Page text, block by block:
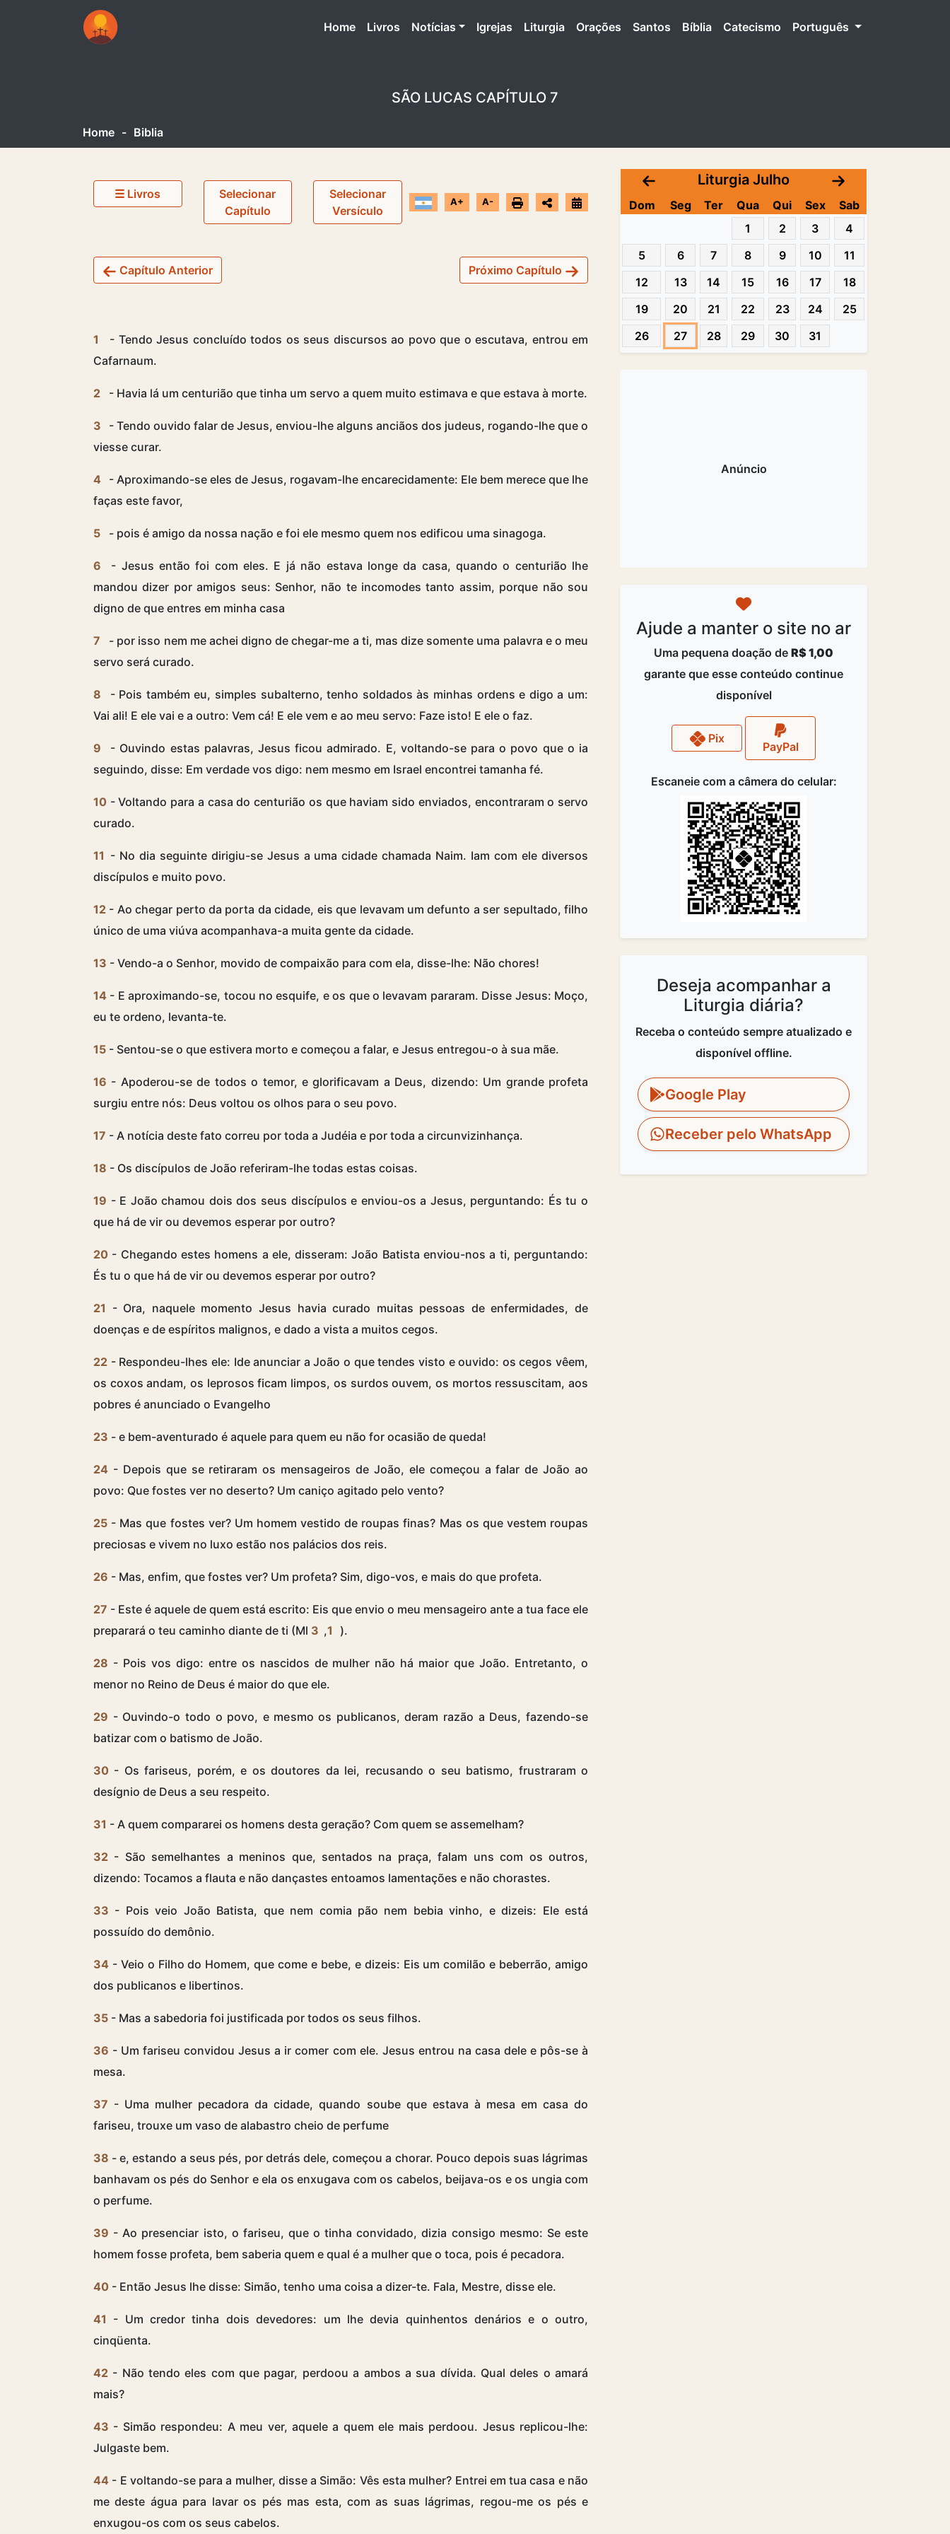
Home(atual)
Livros Notícias Igrejas Liturgia Orações Santos Bíblia Catecismo Português
SÃO LUCAS CAPÍTULO 7
Home - Biblia
☰ Livros
Selecionar
Capítulo
Selecionar
Versículo
A+ A-
Capítulo Anterior Próximo Capítulo
1
- Tendo Jesus concluído todos os seus discursos ao povo que o escutava, entrou em
Cafarnaum.
2 - Havia lá um centurião que tinha um servo a quem muito estimava e que estava à morte.
3
- Tendo ouvido falar de Jesus, enviou-lhe alguns anciãos dos judeus, rogando-lhe que o
viesse curar.
4
- Aproximando-se eles de Jesus, rogavam-lhe encarecidamente: Ele bem merece que lhe
faças este favor,
5 - pois é amigo da nossa nação e foi ele mesmo quem nos edificou uma sinagoga.
6
- Jesus então foi com eles. E já não estava longe da casa, quando o centurião lhe
mandou dizer por amigos seus: Senhor, não te incomodes tanto assim, porque não sou
digno de que entres em minha casa
7
- por isso nem me achei digno de chegar-me a ti, mas dize somente uma palavra e o meu
servo será curado.
8
- Pois também eu, simples subalterno, tenho soldados às minhas ordens e digo a um:
Vai ali! E ele vai e a outro: Vem cá! E ele vem e ao meu servo: Faze isto! E ele o faz.
9
- Ouvindo estas palavras, Jesus ficou admirado. E, voltando-se para o povo que o ia
seguindo, disse: Em verdade vos digo: nem mesmo em Israel encontrei tamanha fé.
10 - Voltando para a casa do centurião os que haviam sido enviados, encontraram o servo
curado.
11 - No dia seguinte dirigiu-se Jesus a uma cidade chamada Naim. Iam com ele diversos
discípulos e muito povo.
12 - Ao chegar perto da porta da cidade, eis que levavam um defunto a ser sepultado, filho
único de uma viúva acompanhava-a muita gente da cidade.
13 - Vendo-a o Senhor, movido de compaixão para com ela, disse-lhe: Não chores!
14 - E aproximando-se, tocou no esquife, e os que o levavam pararam. Disse Jesus: Moço,
eu te ordeno, levanta-te.
15 - Sentou-se o que estivera morto e começou a falar, e Jesus entregou-o à sua mãe.
16 - Apoderou-se de todos o temor, e glorificavam a Deus, dizendo: Um grande profeta
surgiu entre nós: Deus voltou os olhos para o seu povo.
17 - A notícia deste fato correu por toda a Judéia e por toda a circunvizinhança.
18 - Os discípulos de João referiram-lhe todas estas coisas.
19 - E João chamou dois dos seus discípulos e enviou-os a Jesus, perguntando: És tu o
que há de vir ou devemos esperar por outro?
20 - Chegando estes homens a ele, disseram: João Batista enviou-nos a ti, perguntando:
És tu o que há de vir ou devemos esperar por outro?
21 - Ora, naquele momento Jesus havia curado muitas pessoas de enfermidades, de
doenças e de espíritos malignos, e dado a vista a muitos cegos.
22 - Respondeu-lhes ele: Ide anunciar a João o que tendes visto e ouvido: os cegos vêem,
os coxos andam, os leprosos ficam limpos, os surdos ouvem, os mortos ressuscitam, aos
pobres é anunciado o Evangelho
23 - e bem-aventurado é aquele para quem eu não for ocasião de queda!
24 - Depois que se retiraram os mensageiros de João, ele começou a falar de João ao
povo: Que fostes ver no deserto? Um caniço agitado pelo vento?
25 - Mas que fostes ver? Um homem vestido de roupas finas? Mas os que vestem roupas
preciosas e vivem no luxo estão nos palácios dos reis.
26 - Mas, enfim, que fostes ver? Um profeta? Sim, digo-vos, e mais do que profeta.
27 - Este é aquele de quem está escrito: Eis que envio o meu mensageiro ante a tua face ele
preparará o teu caminho diante de ti (Ml 3 ,1 ).
28 - Pois vos digo: entre os nascidos de mulher não há maior que João. Entretanto, o
menor no Reino de Deus é maior do que ele.
29 - Ouvindo-o todo o povo, e mesmo os publicanos, deram razão a Deus, fazendo-se
batizar com o batismo de João.
30 - Os fariseus, porém, e os doutores da lei, recusando o seu batismo, frustraram o
desígnio de Deus a seu respeito.
31 - A quem compararei os homens desta geração? Com quem se assemelham?
32 - São semelhantes a meninos que, sentados na praça, falam uns com os outros,
dizendo: Tocamos a flauta e não dançastes entoamos lamentações e não chorastes.
33 - Pois veio João Batista, que nem comia pão nem bebia vinho, e dizeis: Ele está
possuído do demônio.
34 - Veio o Filho do Homem, que come e bebe, e dizeis: Eis um comilão e beberrão, amigo
dos publicanos e libertinos.
35 - Mas a sabedoria foi justificada por todos os seus filhos.
36 - Um fariseu convidou Jesus a ir comer com ele. Jesus entrou na casa dele e pôs-se à
mesa.
37 - Uma mulher pecadora da cidade, quando soube que estava à mesa em casa do
fariseu, trouxe um vaso de alabastro cheio de perfume
38 - e, estando a seus pés, por detrás dele, começou a chorar. Pouco depois suas lágrimas
banhavam os pés do Senhor e ela os enxugava com os cabelos, beijava-os e os ungia com
o perfume.
39 - Ao presenciar isto, o fariseu, que o tinha convidado, dizia consigo mesmo: Se este
homem fosse profeta, bem saberia quem e qual é a mulher que o toca, pois é pecadora.
40 - Então Jesus lhe disse: Simão, tenho uma coisa a dizer-te. Fala, Mestre, disse ele.
41 - Um credor tinha dois devedores: um lhe devia quinhentos denários e o outro,
cinqüenta.
42 - Não tendo eles com que pagar, perdoou a ambos a sua dívida. Qual deles o amará
mais?
43 - Simão respondeu: A meu ver, aquele a quem ele mais perdoou. Jesus replicou-lhe:
Julgaste bem.
44 - E voltando-se para a mulher, disse a Simão: Vês esta mulher? Entrei em tua casa e não
me deste água para lavar os pés mas esta, com as suas lágrimas, regou-me os pés e
enxugou-os com os seus cabelos.
Liturgia Julho
Dom Seg Ter Qua Qui Sex
Sab
1
2 3
4
5
6 7 8 9 10
11
12
13 14 15 16 17
18
19
20 21 22 23 24
25
26
27 28 29 30 31
Ajude a manter o site no ar
Uma pequena doação de R$ 1,00
garante que esse conteúdo continue
disponível
Pix
PayPal
Escaneie com a câmera do celular:
Deseja acompanhar a
Liturgia diária?
Receba o conteúdo sempre atualizado e
disponível offline.
Google Play
Receber pelo WhatsApp